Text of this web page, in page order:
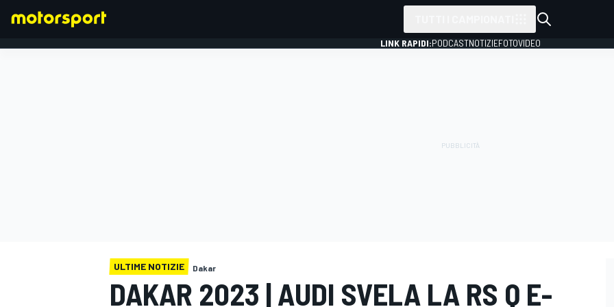
LINK RAPIDI:PODCASTNOTIZIEFOTOVIDEO
ULTIME NOTIZIE Dakar
DAKAR 2023 | AUDI SVELA LA RS Q E-